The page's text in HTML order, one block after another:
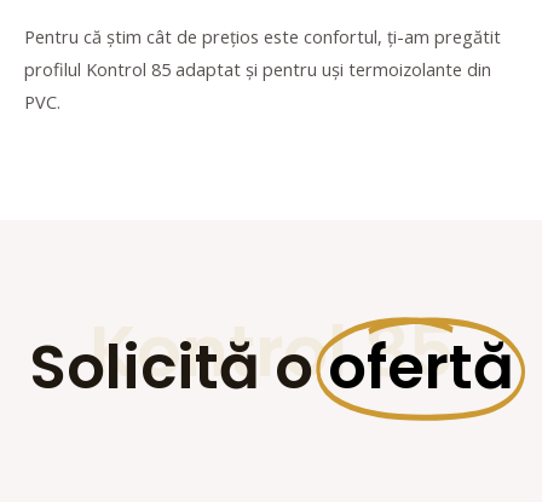
Pentru că știm cât de prețios este confortul, ți-am pregătit
profilul Kontrol 85 adaptat și pentru uși termoizolante din
PVC.
Solicită oofertă
Kontrol 85